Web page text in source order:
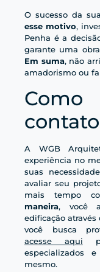
O sucesso da
esse motivo,
Penha é a
garante uma
Em suma, não
amadorismo ou
A WGB
experiência no
suas
avaliar seu
mais tempo
maneira, você
edificação através
você busca
acesse aqui
especializados
mesmo.